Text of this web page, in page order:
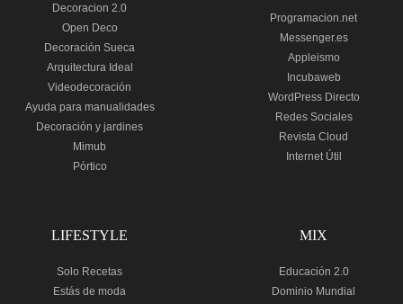
Decoracion 2.0
Open Deco
Decoración Sueca
Arquitectura Ideal
Videodecoración
Ayuda para manualidades
Decoración y jardines
Mimub
Pórtico
Programacion.net
Messenger.es
Appleismo
Incubaweb
WordPress Directo
Redes Sociales
Revista Cloud
Internet Útil
LIFESTYLE
Solo Recetas
Estás de moda
MIX
Educación 2.0
Dominio Mundial